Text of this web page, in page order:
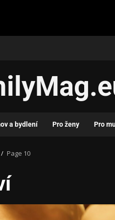
a bydlení Pro ženy Pro
Page 10